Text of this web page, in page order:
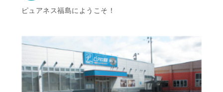
ピュアネス福島にようこそ！